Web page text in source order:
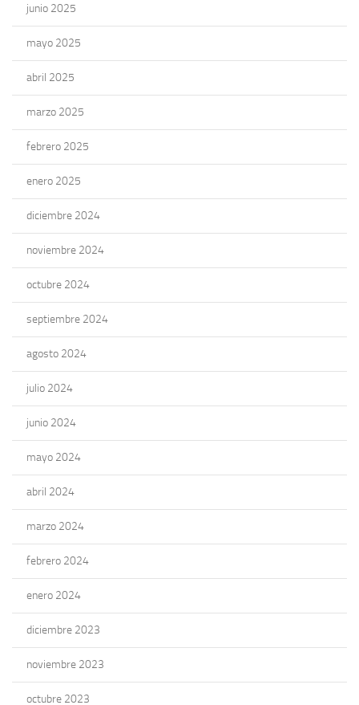
junio 2025
mayo 2025
abril 2025
marzo 2025
febrero 2025
enero 2025
diciembre 2024
noviembre 2024
octubre 2024
septiembre 2024
agosto 2024
julio 2024
junio 2024
mayo 2024
abril 2024
marzo 2024
febrero 2024
enero 2024
diciembre 2023
noviembre 2023
octubre 2023